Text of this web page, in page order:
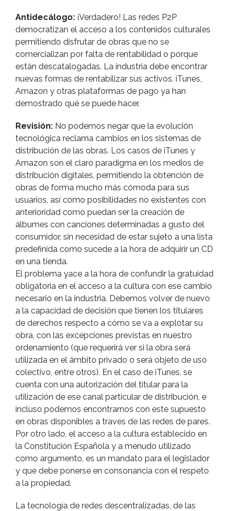
Antidecálogo: ¡Verdadero! Las redes P2P
democratizan el acceso a los contenidos culturales
permitiendo disfrutar de obras que no se
comercializan por falta de rentabilidad o porque
están descatalogadas. La industria debe encontrar
nuevas formas de rentabilizar sus activos. iTunes,
Amazon y otras plataformas de pago ya han
demostrado qué se puede hacer.
Revisión: No podemos negar que la evolución
tecnológica reclama cambios en los sistemas de
distribución de las obras. Los casos de iTunes y
Amazon son el claro paradigma en los medios de
distribución digitales, permitiendo la obtención de
obras de forma mucho más cómoda para sus
usuarios, así­ como posibilidades no existentes con
anterioridad como puedan ser la creación de
álbumes con canciones determinadas a gusto del
consumidor, sin necesidad de estar sujeto a una lista
predefinida como sucede a la hora de adquirir un CD
en una tienda.
El problema yace a la hora de confundir la gratuidad
obligatoria en el acceso a la cultura con ese cambio
necesario en la industria. Debemos volver de nuevo
a la capacidad de decisión que tienen los titulares
de derechos respecto a cómo se va a explotar su
obra, con las excepciones previstas en nuestro
ordenamiento (que requerirá ver si la obra será
utilizada en el ámbito privado o será objeto de uso
colectivo, entre otros). En el caso de iTunes, se
cuenta con una autorización del titular para la
utilización de ese canal particular de distribución, e
incluso podemos encontrarnos con este supuesto
en obras disponibles a traves de las redes de pares.
Por otro lado, el acceso a la cultura establecido en
la Constitución Española y a menudo utilizado
como argumento, es un mandato para el legislador
y que debe ponerse en consonancia con el respeto
a la propiedad.
La tecnologí­a de redes descentralizadas, de las